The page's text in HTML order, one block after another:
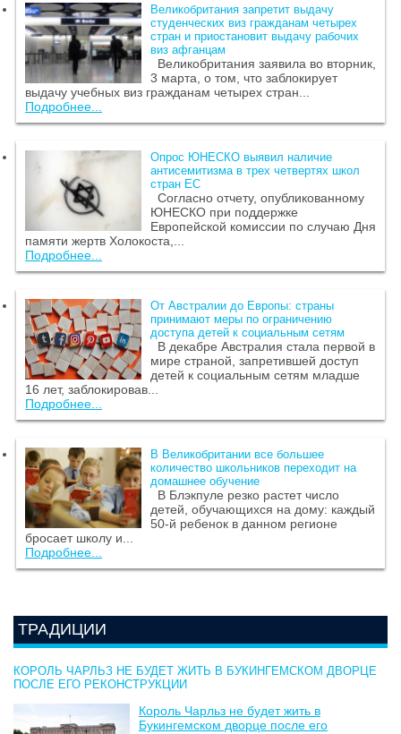
Великобритания запретит выдачу
студенческих виз гражданам четырех
стран и приостановит выдачу рабочих
виз афганцам
Великобритания заявила во вторник,
3 марта, о том, что заблокирует
выдачу учебных виз гражданам четырех стран...
Подробнее...
Опрос ЮНЕСКО выявил наличие
антисемитизма в трех четвертях школ
стран ЕС
Согласно отчету, опубликованному
ЮНЕСКО при поддержке
Европейской комиссии по случаю Дня
памяти жертв Холокоста,...
Подробнее...
От Австралии до Европы: страны
принимают меры по ограничению
доступа детей к социальным сетям
В декабре Австралия стала первой в
мире страной, запретившей доступ
детей к социальным сетям младше
16 лет, заблокировав...
Подробнее...
В Великобритании все большее
количество школьников переходит на
домашнее обучение
В Блэкпуле резко растет число
детей, обучающихся на дому: каждый
50-й ребенок в данном регионе
бросает школу и...
Подробнее...
ТРАДИЦИИ
КОРОЛЬ ЧАРЛЬЗ НЕ БУДЕТ ЖИТЬ В БУКИНГЕМСКОМ ДВОРЦЕ
ПОСЛЕ ЕГО РЕКОНСТРУКЦИИ
Король Чарльз не будет жить в
Букингемском дворце после его